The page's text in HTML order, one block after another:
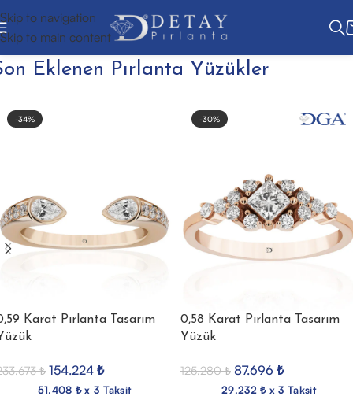
Skip to navigation
Skip to main content
Eklenen Pırlanta Yüzükler
-34%
Karat Pırlanta Tasarım
₺ 154.224 ₺
51.408 ₺ x 3 Taksit
-30%
0,58 Karat Pırlanta Tasarım
Yüzük
125.280₺ 87.696 ₺
29.232 ₺ x 3 Taksit